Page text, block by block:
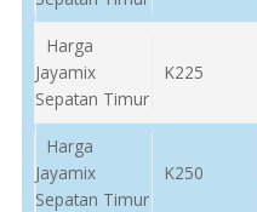
Harga
Jayamix
Sepatan Timur
K225
Harga
Jayamix
Sepatan Timur
K250